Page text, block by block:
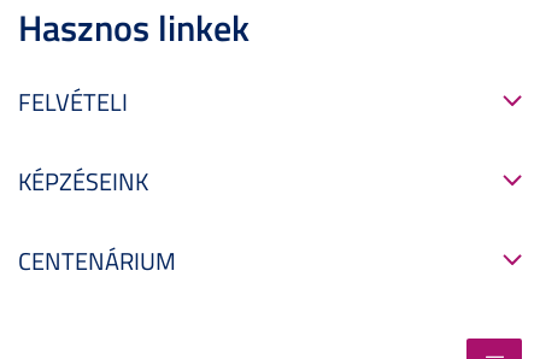
Hasznos linkek
FELVÉTELI
KÉPZÉSEINK
CENTENÁRIUM